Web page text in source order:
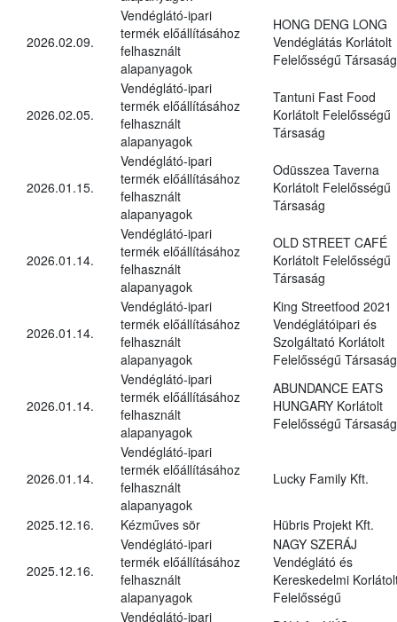
2026.02.09.
Vendéglátó-ipari
termék előállításához
felhasznált
alapanyagok
HONG DENG LONG
Vendéglátás Korlátolt
Felelősségű Társaság
2026.02.05.
Vendéglátó-ipari
termék előállításához
felhasznált
alapanyagok
Tantuni Fast Food
Korlátolt Felelősségű
Társaság
2026.01.15.
Vendéglátó-ipari
termék előállításához
felhasznált
alapanyagok
Odüsszea Taverna
Korlátolt Felelősségű
Társaság
2026.01.14.
Vendéglátó-ipari
termék előállításához
felhasznált
alapanyagok
OLD STREET CAFÉ
Korlátolt Felelősségű
Társaság
2026.01.14.
Vendéglátó-ipari
termék előállításához
felhasznált
alapanyagok
King Streetfood 2021
Vendéglátóipari és
Szolgáltató Korlátolt
Felelősségű Társaság
2026.01.14.
Vendéglátó-ipari
termék előállításához
felhasznált
alapanyagok
ABUNDANCE EATS
HUNGARY Korlátolt
Felelősségű Társaság
2026.01.14.
Vendéglátó-ipari
termék előállításához
felhasznált
alapanyagok
Lucky Family Kft.
2025.12.16. Kézműves sör Hübris Projekt Kft.
2025.12.16.
Vendéglátó-ipari
termék előállításához
felhasznált
alapanyagok
NAGY SZERÁJ
Vendéglátó és
Kereskedelmi
Felelősségű
Vendéglátó-ipari